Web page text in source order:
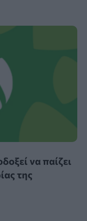
να παίζει
της